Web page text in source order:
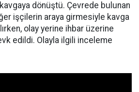
dönüştü. Çevrede bulunan
işçilerin araya girmesiyle kavga
olay yerine ihbar üzerine
edildi. Olayla ilgili inceleme